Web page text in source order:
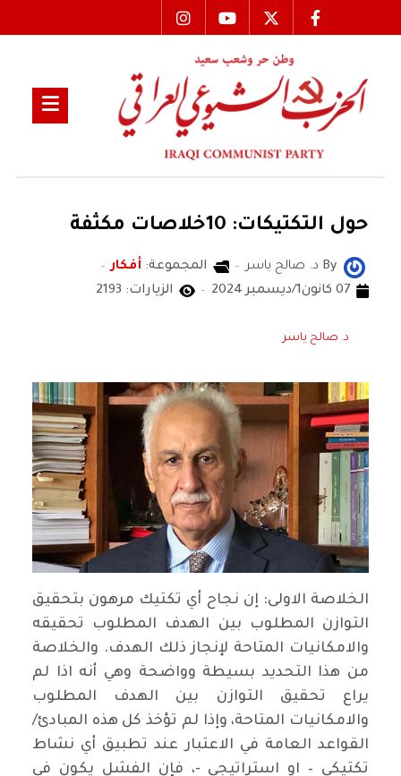
حول التكتيكات: 10خلاصات مكثفة
By د. صالح ياسر المجموعة: أفكار
07 كانون1/ديسمبر 2024
الزيارات: 2193
د. صالح ياسر
الخلاصة الاولى: إن نجاح أي تكتيك مرهون بتحقيق
التوازن المطلوب بين الهدف المطلوب تحقيقه
والامكانيات المتاحة لإنجاز ذلك الهدف. والخلاصة
من هذا التحديد بسيطة وواضحة وهي أنه اذا لم
يراع تحقيق التوازن بين الهدف المطلوب
والامكانيات المتاحة، وإذا لم تؤخذ كل هذه المبادئ/
القواعد العامة في الاعتبار عند تطبيق أي نشاط
تكتيكي – او استراتيجي -، فإن الفشل يكون في